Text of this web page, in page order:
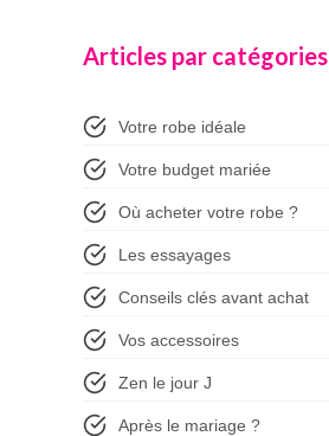
Articles par catégories
Votre robe idéale
Votre budget mariée
Où acheter votre robe ?
Les essayages
Conseils clés avant achat
Vos accessoires
Zen le jour J
Après le mariage ?